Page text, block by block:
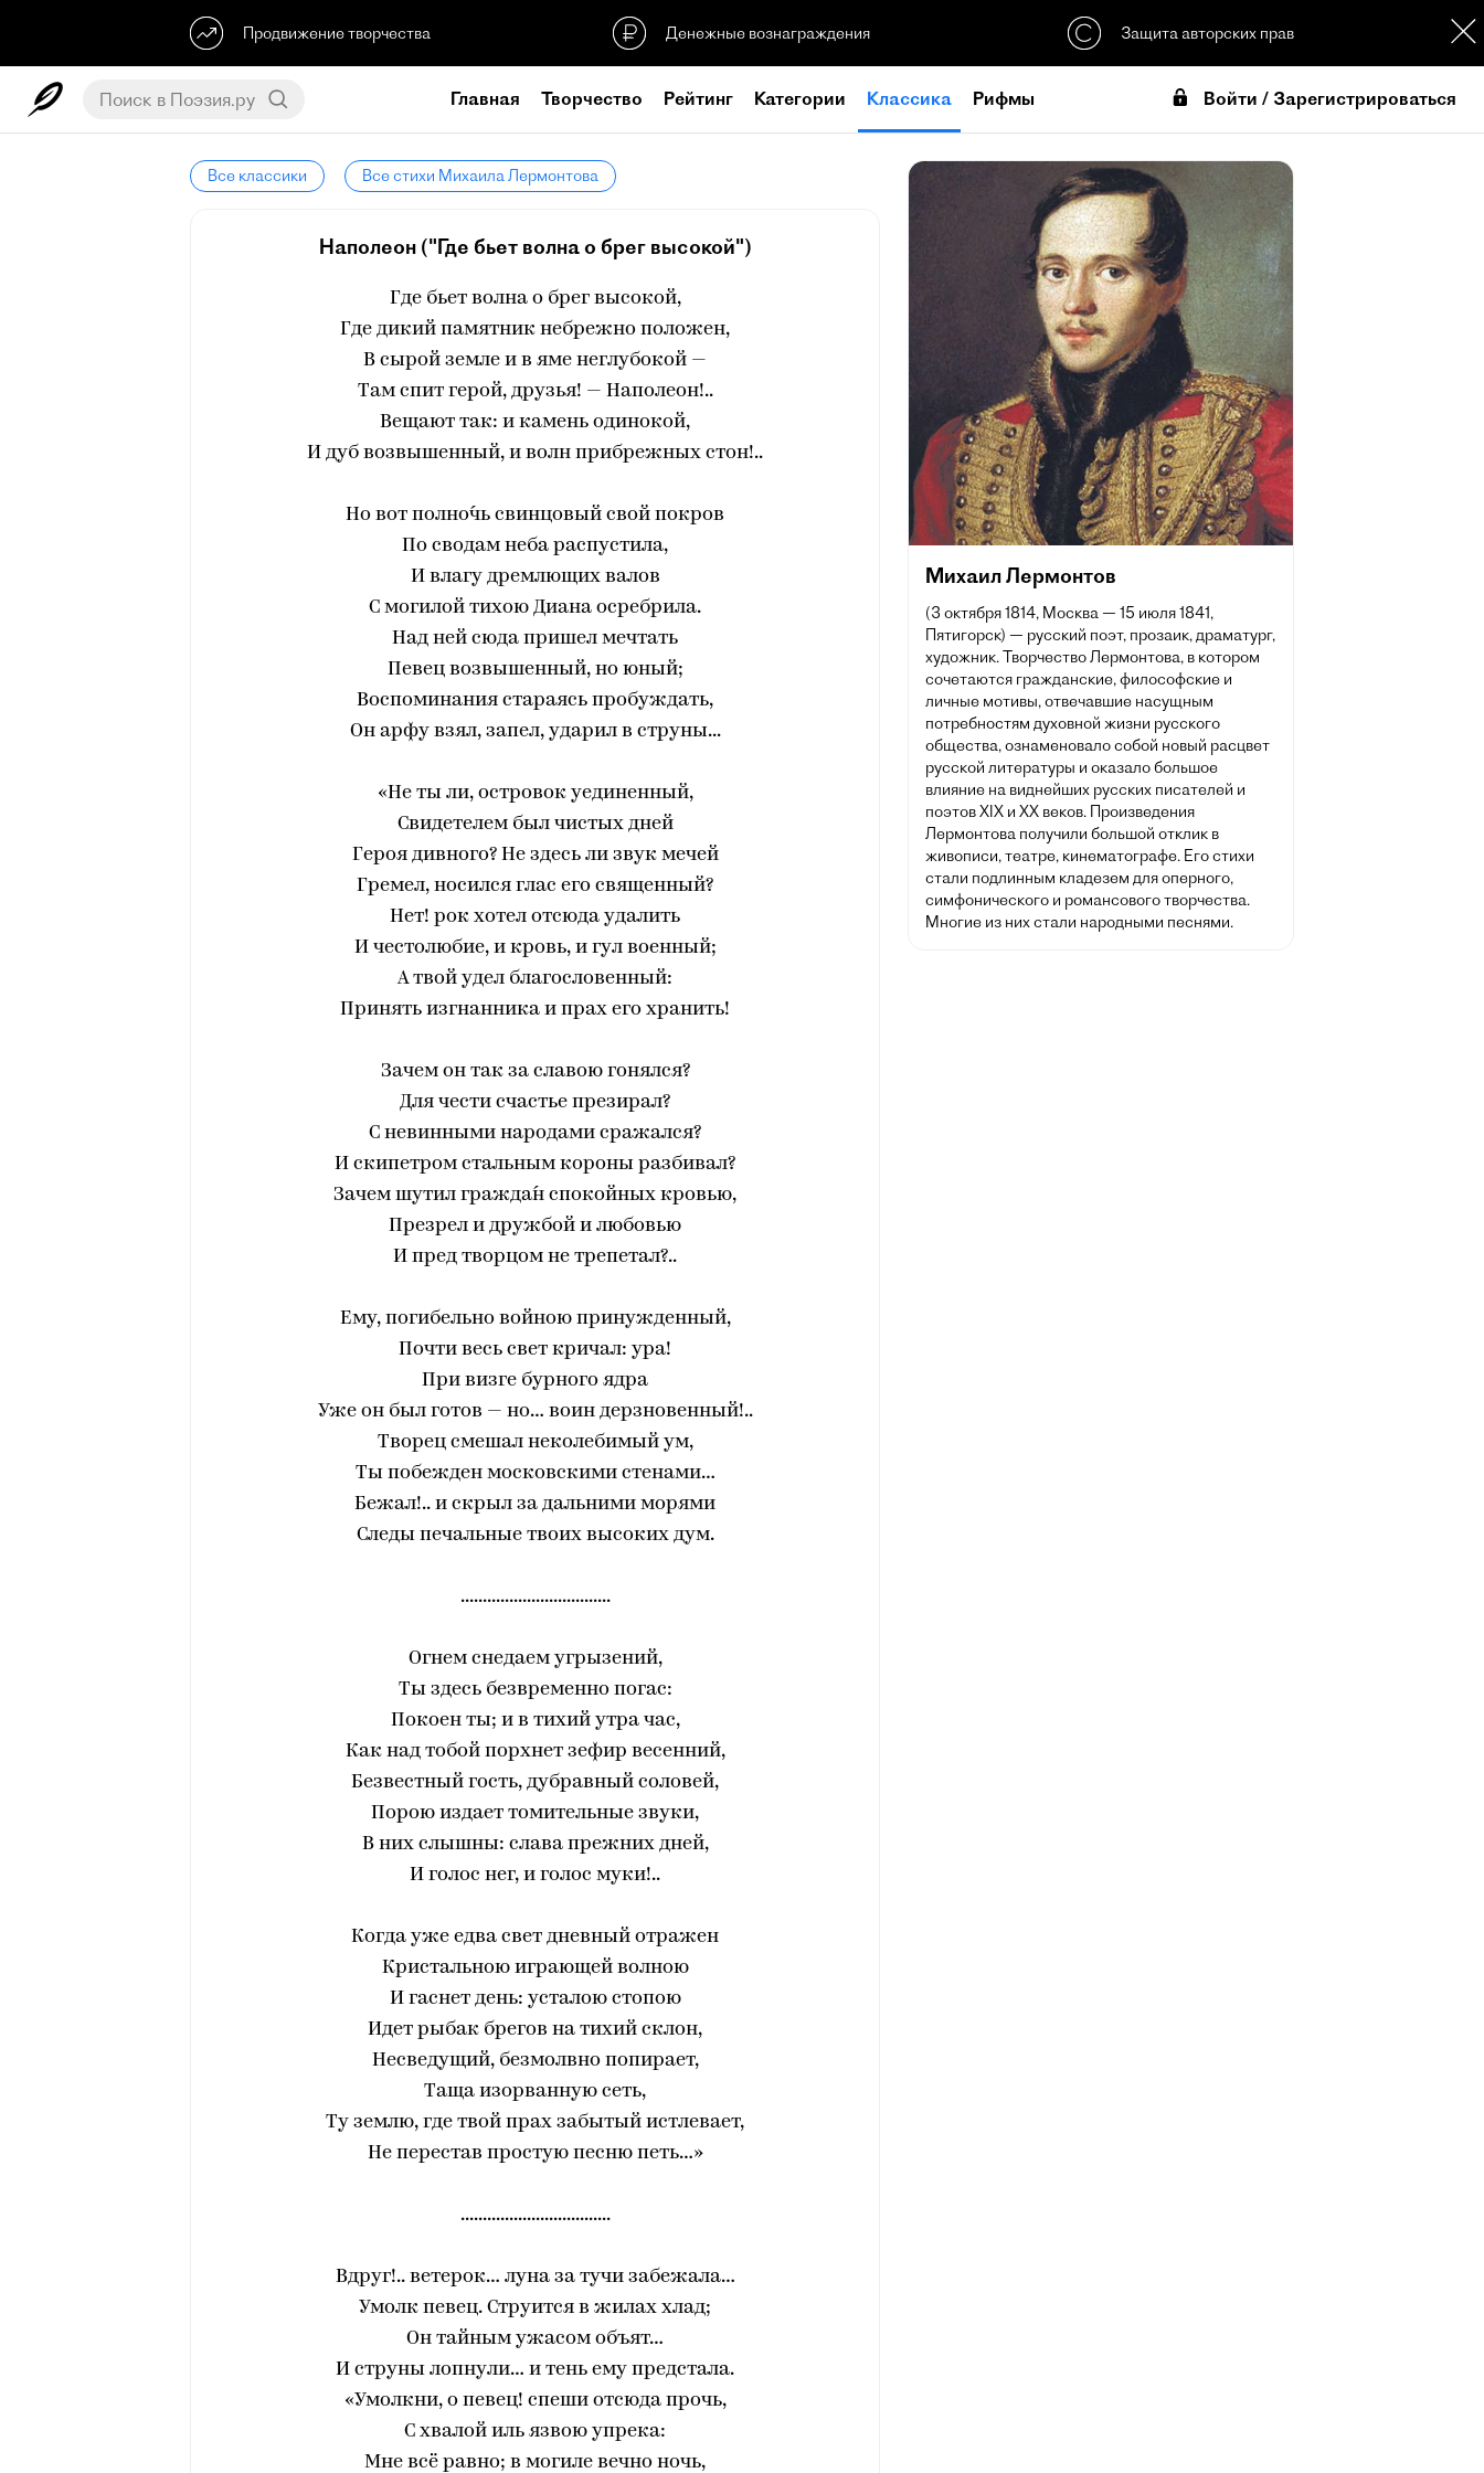
Продвижение творчества Денежные вознаграждения Защита авторских прав
Главная Творчество Рейтинг Категории Классика Рифмы Войти / Зарегистрироваться
Все классики Все стихи Михаила Лермонтова
Наполеон ("Где бьет волна о брег высокой")
Где бьет волна о брег высокой,
Где дикий памятник небрежно положен,
‎В сырой земле и в яме неглубокой —
‎Там спит герой, друзья! — Наполеон!..
‎Вещают так: и камень одинокой,
И дуб возвышенный, и волн прибрежных стон!..
‎Но вот полно́чь свинцовый свой покров
‎По сводам неба распустила,
‎И влагу дремлющих валов
С могилой тихою Диана осребрила.
‎Над ней сюда пришел мечтать
‎Певец возвышенный, но юный;
Воспоминания стараясь пробуждать,
‎Он арфу взял, запел, ударил в струны...
‎«Не ты ли, островок уединенный,
‎Свидетелем был чистых дней
Героя дивного? Не здесь ли звук мечей
‎Гремел, носился глас его священный?
‎Нет! рок хотел отсюда удалить
И честолюбие, и кровь, и гул военный;
‎А твой удел благословенный:
Принять изгнанника и прах его хранить!
Зачем он так за славою гонялся?
‎Для чести счастье презирал?
‎С невинными народами сражался?
И скипетром стальным короны разбивал?
‎Зачем шутил гражда́н спокойных кровью,
‎Презрел и дружбой и любовью
‎И пред творцом не трепетал?..
Ему, погибельно войною принужденный,
‎Почти весь свет кричал: ура!
‎При визге бурного ядра
Уже он был готов — но… воин дерзновенный!..
‎Творец смешал неколебимый ум,
‎Ты побежден московскими стенами…
‎Бежал!.. и скрыл за дальними морями
Следы печальные твоих высоких дум.
..................................
‎Огнем снедаем угрызений,
Ты здесь безвременно погас:
‎Покоен ты; и в тихий утра час,
‎Как над тобой порхнет зефир весенний,
‎Безвестный гость, дубравный соловей,
Порою издает томительные звуки,
‎В них слышны: слава прежних дней,
‎И голос нег, и голос муки!..
Когда уже едва свет дневный отражен
‎Кристальною играющей волною
‎И гаснет день: усталою стопою
Идет рыбак брегов на тихий склон,
‎Несведущий, безмолвно попирает,
‎Таща изорванную сеть,
Ту землю, где твой прах забытый истлевает,
‎Не перестав простую песню петь…»
..................................
Вдруг!.. ветерок… луна за тучи забежала…
‎Умолк певец. Струится в жилах хлад;
‎Он тайным ужасом объят…
И струны лопнули… и тень ему предстала.
«Умолкни, о певец! спеши отсюда прочь,
‎С хвалой иль язвою упрека:
‎Мне всё равно; в могиле вечно ночь,
Михаил Лермонтов
(3 октября 1814, Москва — 15 июля 1841,
Пятигорск) — русский поэт, прозаик, драматург,
художник. Творчество Лермонтова, в котором
сочетаются гражданские, философские и
личные мотивы, отвечавшие насущным
потребностям духовной жизни русского
общества, ознаменовало собой новый расцвет
русской литературы и оказало большое
влияние на виднейших русских писателей и
поэтов XIX и XX веков. Произведения
Лермонтова получили большой отклик в
живописи, театре, кинематографе. Его стихи
стали подлинным кладезем для оперного,
симфонического и романсового творчества.
Многие из них стали народными песнями.